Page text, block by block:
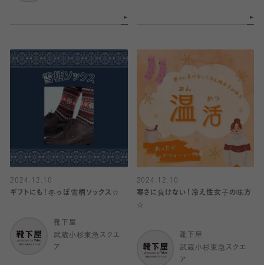
2024.12.10
ギフトにも！冬っぽ雪柄ソックス☆
靴下屋
武蔵小杉東急スクエ
ア
2024.12.10
寒さに負けない！冷え性女子の味方
☆
靴下屋
武蔵小杉東急スクエ
ア